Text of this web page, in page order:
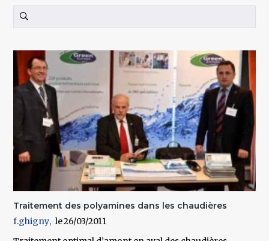
Traitement des polyamines dans les chaudières
f.ghigny
26/03/2011